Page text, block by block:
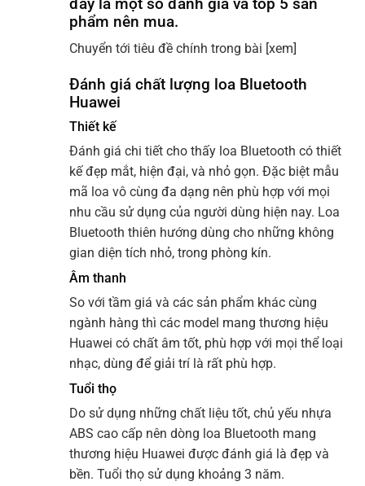
phẩm nên mua.
Chuyển tới tiêu đề chính trong bài [xem]
Đánh giá chất lượng loa Bluetooth
Huawei
Thiết kế
Đánh giá chi tiết cho thấy loa Bluetooth có thiết
kế đẹp mắt, hiện đại, và nhỏ gọn. Đặc biệt mẫu
mã loa vô cùng đa dạng nên phù hợp với mọi
nhu cầu sử dụng của người dùng hiện nay. Loa
Bluetooth thiên hướng dùng cho những không
gian diện tích nhỏ, trong phòng kín.
Âm thanh
So với tầm giá và các sản phẩm khác cùng
ngành hàng thì các model mang thương hiệu
Huawei có chất âm tốt, phù hợp với mọi thể loại
nhạc, dùng để giải trí là rất phù hợp.
Tuổi thọ
Do sử dụng những chất liệu tốt, chủ yếu nhựa
ABS cao cấp nên dòng loa Bluetooth mang
thương hiệu Huawei được đánh giá là đẹp và
bền. Tuổi thọ sử dụng khoảng 3 năm.